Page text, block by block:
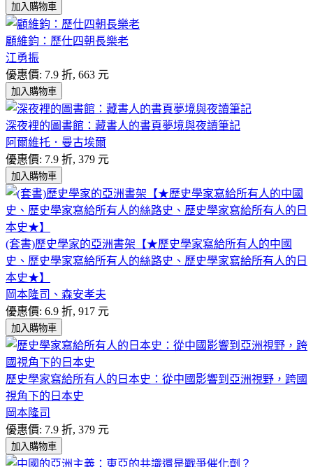
加入購物車
顧維鈞：歷仕四朝長樂老
江勇振
優惠價: 7.9 折, 663 元
加入購物車
深夜裡的圖書館：藏書人的書頁夢境與夜讀筆記
阿爾維托．曼古埃爾
優惠價: 7.9 折, 379 元
加入購物車
(套書)歷史學家的亞洲書架【★歷史學家寫給所有人的中國
史、歷史學家寫給所有人的絲路史、歷史學家寫給所有人的日
本史★】
岡本隆司、森安孝夫
優惠價: 6.9 折, 917 元
加入購物車
歷史學家寫給所有人的日本史：從中國影響到亞洲視野，跨國
視角下的日本史
岡本隆司
優惠價: 7.9 折, 379 元
加入購物車